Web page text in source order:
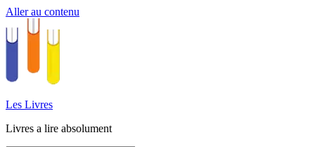
Aller au contenu
Les Livres
Livres a lire absolument